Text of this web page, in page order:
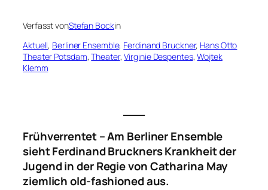
Verfasst vonStefan Bockin
Aktuell, Berliner Ensemble, Ferdinand Bruckner, Hans Otto
Theater Potsdam, Theater, Virginie Despentes, Wojtek
Klemm
Frühverrentet – Am Berliner Ensemble
sieht Ferdinand BrucknersKrankheit der
Jugendin der Regie von Catharina May
ziemlich old-fashioned aus.